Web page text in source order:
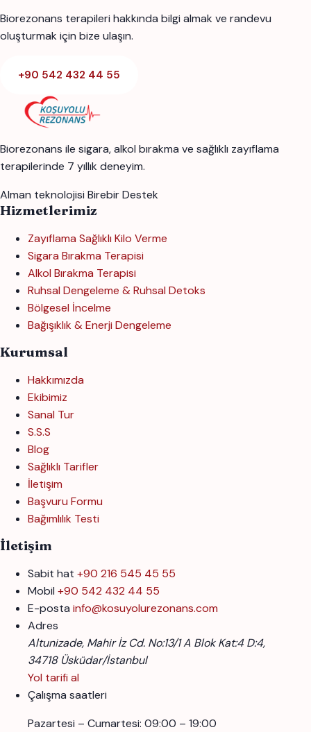
Biorezonans terapileri hakkında bilgi almak ve randevu
oluşturmak için bize ulaşın.
+90 542 432 44 55
Biorezonans ile sigara, alkol bırakma ve sağlıklı zayıflama
terapilerinde 7 yıllık deneyim.
Alman teknolojisi Birebir Destek
Hizmetlerimiz
Zayıflama Sağlıklı Kilo Verme
Sigara Bırakma Terapisi
Alkol Bırakma Terapisi
Ruhsal Dengeleme & Ruhsal Detoks
Bölgesel İncelme
Bağışıklık & Enerji Dengeleme
Kurumsal
Hakkımızda
Ekibimiz
Sanal Tur
S.S.S
Blog
Sağlıklı Tarifler
İletişim
Başvuru Formu
Bağımlılık Testi
İletişim
Sabit hat +90 216 545 45 55
Mobil +90 542 432 44 55
E-posta info@kosuyolurezonans.com
Adres
Altunizade, Mahir İz Cd. No:13/1 A Blok Kat:4 D:4,
34718 Üsküdar/İstanbul
Yol tarifi al
Çalışma saatleri
Pazartesi – Cumartesi: 09:00 – 19:00